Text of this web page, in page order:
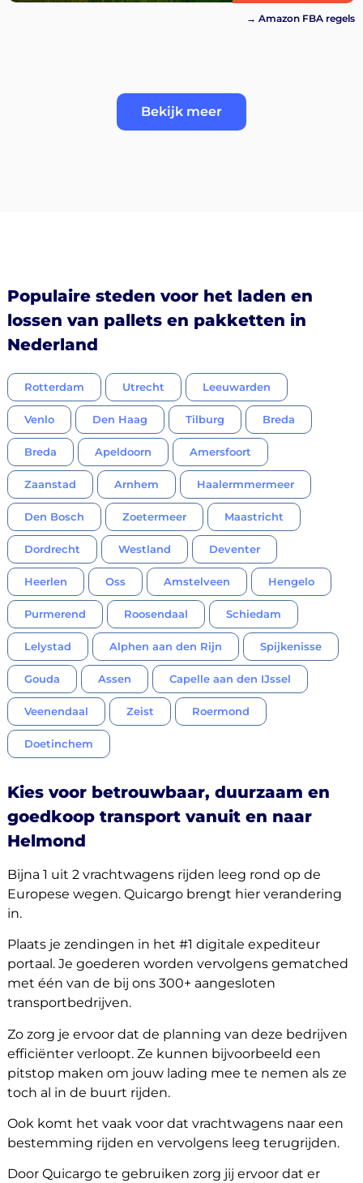
→ Amazon FBA regels
Bekijk meer
Populaire steden voor het laden en
lossen van pallets en pakketten in
Nederland
Rotterdam Utrecht Leeuwarden
Venlo Den Haag Tilburg Breda
Breda Apeldoorn Amersfoort
Zaanstad Arnhem Haalermmermeer
Den Bosch Zoetermeer Maastricht
Dordrecht Westland Deventer
Heerlen Oss Amstelveen Hengelo
Purmerend Roosendaal Schiedam
Lelystad Alphen aan den Rijn Spijkenisse
Gouda Assen Capelle aan den IJssel
Veenendaal Zeist Roermond
Doetinchem
Kies voor betrouwbaar, duurzaam en
goedkoop transport vanuit en naar
Helmond
Bijna 1 uit 2 vrachtwagens rijden leeg rond op de
Europese wegen. Quicargo brengt hier verandering
in.
Plaats je zendingen in het #1 digitale expediteur
portaal. Je goederen worden vervolgens gematched
met één van de bij ons 300+ aangesloten
transportbedrijven.
Zo zorg je ervoor dat de planning van deze bedrijven
efficiënter verloopt. Ze kunnen bijvoorbeeld een
pitstop maken om jouw lading mee te nemen als ze
toch al in de buurt rijden.
Ook komt het vaak voor dat vrachtwagens naar een
bestemming rijden en vervolgens leeg terugrijden.
Door Quicargo te gebruiken zorg jij ervoor dat er